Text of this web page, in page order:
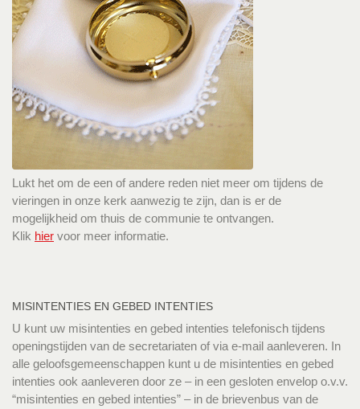
Lukt het om de een of andere reden niet meer om tijdens de
vieringen in onze kerk aanwezig te zijn, dan is er de
mogelijkheid om thuis de communie te ontvangen.
Klik hier voor meer informatie.
MISINTENTIES EN GEBED INTENTIES
U kunt uw misintenties en gebed intenties telefonisch tijdens
openingstijden van de secretariaten of via e-mail aanleveren. In
alle geloofsgemeenschappen kunt u de misintenties en gebed
intenties ook aanleveren door ze – in een gesloten envelop o.v.v.
“misintenties en gebed intenties” – in de brievenbus van de